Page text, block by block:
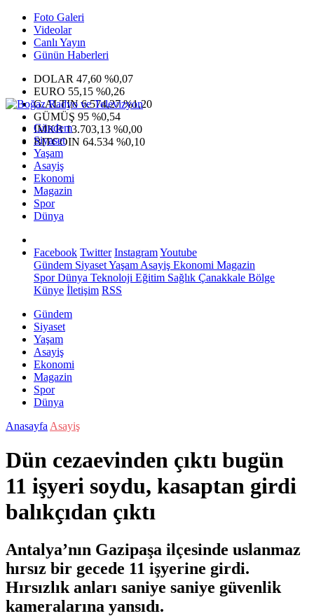
Foto Galeri
Videolar
Canlı Yayın
Günün Haberleri
DOLAR 47,60 %0,07
EURO 55,15 %0,26
G.ALTIN6.574,27 %1,20
GÜMÜŞ 95 %0,54
IMKB13.703,13 %0,00
BITCOIN 64.534 %0,10
Gündem
Siyaset
Yaşam
Asayiş
Ekonomi
Magazin
Spor
Dünya
Facebook Twitter InstagramYoutube
Gündem SiyasetYaşam Asayiş Ekonomi Magazin
SporDünya Teknoloji Eğitim Sağlık Çanakkale Bölge
Künye İletişim RSS
Gündem
Siyaset
Yaşam
Asayiş
Ekonomi
Magazin
Spor
Dünya
Anasayfa Asayiş
Dün cezaevinden çıktı bugün
11 işyeri soydu, kasaptan girdi
balıkçıdan çıktı
Antalya’nın Gazipaşa ilçesinde uslanmaz
hırsız bir gecede 11 işyerine girdi.
Hırsızlık anları saniye saniye güvenlik
kameralarına yansıdı.